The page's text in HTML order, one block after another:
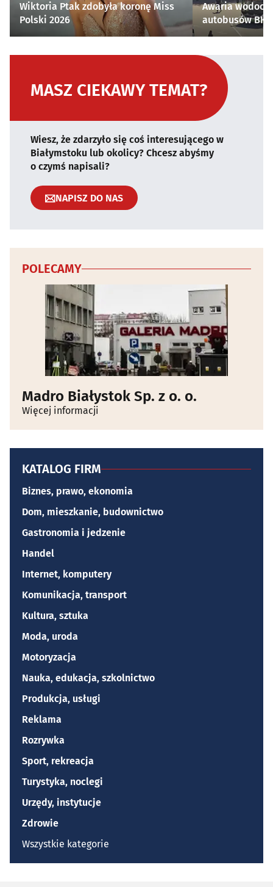
Wiktoria Ptak zdobyła koronę Miss
Polski 2026
Awaria
autobusów
MASZ CIEKAWY TEMAT?
Wiesz, że zdarzyło się coś interesującego w
Białymstoku lub okolicy? Chcesz abyśmy
o czymś napisali?
NAPISZ DO NAS
POLECAMY
Madro Białystok Sp. z o. o.
Więcej informacji
KATALOG FIRM
Biznes, prawo, ekonomia
Dom, mieszkanie, budownictwo
Gastronomia i jedzenie
Handel
Internet, komputery
Komunikacja, transport
Kultura, sztuka
Moda, uroda
Motoryzacja
Nauka, edukacja, szkolnictwo
Produkcja, usługi
Reklama
Rozrywka
Sport, rekreacja
Turystyka, noclegi
Urzędy, instytucje
Zdrowie
Wszystkie kategorie